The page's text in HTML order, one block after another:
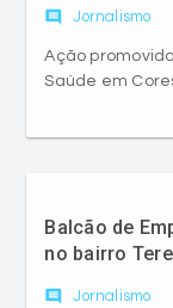
comment Jornalismo
Ação
Saúde em
Balcão de
no bairro
comment Jornalismo